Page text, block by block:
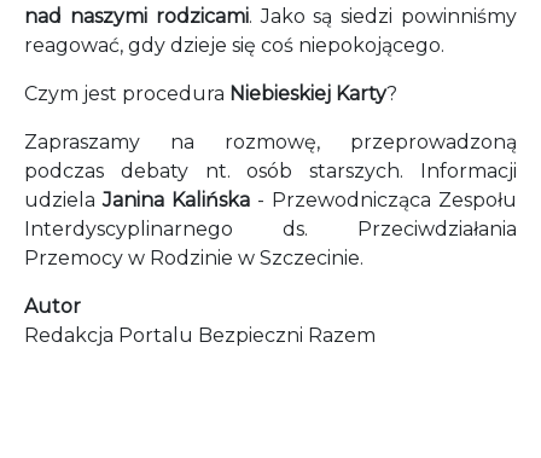
nad naszymi rodzicami. Jako są siedzi powinniśmy
reagować, gdy dzieje się coś niepokojącego.
Czym jest procedura Niebieskiej Karty?
Zapraszamy na rozmowę, przeprowadzoną
podczas debaty nt. osób starszych. Informacji
udzielaJanina Kalińska - Przewodnicząca Zespołu
Interdyscyplinarnego ds. Przeciwdziałania
Przemocy w Rodzinie w Szczecinie.
Autor
Redakcja Portalu Bezpieczni Razem